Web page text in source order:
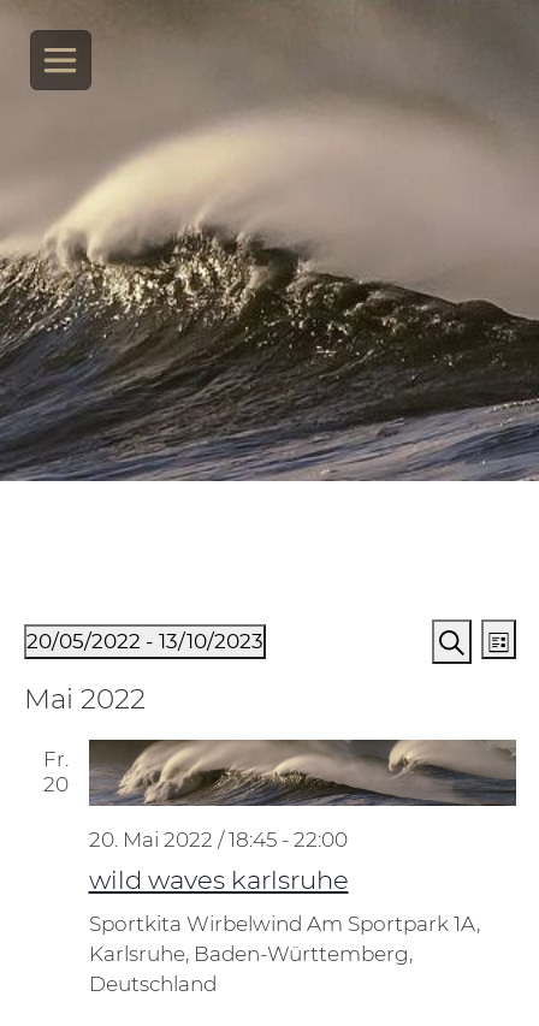
Veranstaltungen
Suche
Suche
Liste
20/05/2022 - 13/10/2023
wählen.
Mai 2022
Fr.
20
wild waves karlsruhe
20. Mai 2022 / 18:45- 22:00
Sportkita Wirbelwind Am Sportpark 1A,
Karlsruhe, Baden-Württemberg,
Deutschland